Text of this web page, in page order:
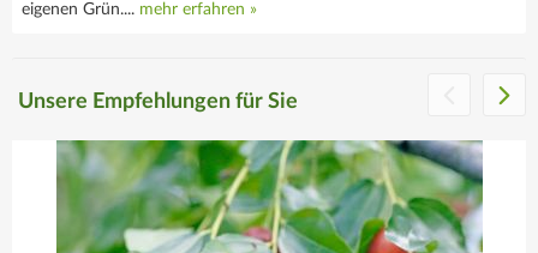
Die Ahrens+Sieberz
richtige Wahl!
Mehr erfahren
eigenen Grün.... mehr erfahren »
Unsere Empfehlungen für Sie